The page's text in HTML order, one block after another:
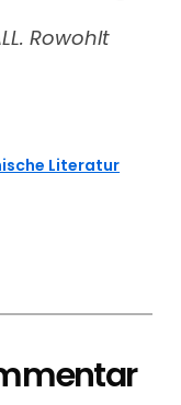
Rowohlt
Literatur